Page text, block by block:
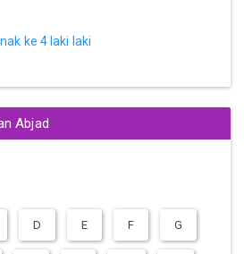
ke 4 laki laki
Abjad
D E F G